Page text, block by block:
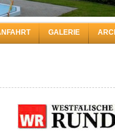
GALERIE